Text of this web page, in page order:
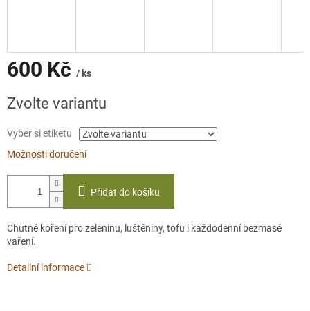
600 Kč / ks
cena:
Zvolte variantu
Vyber si etiketu
Možnosti doručení
Přidat do košíku
Chutné koření pro zeleninu, luštěniny, tofu i každodenní bezmasé
vaření.
Detailní informace